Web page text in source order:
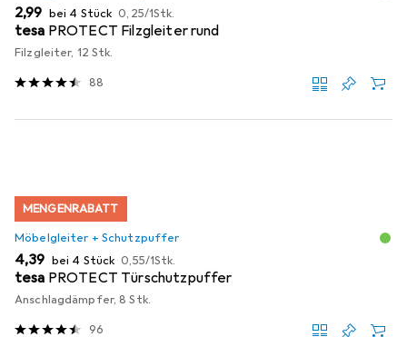
EUR
2,99 bei 4 Stück EUR
0,25/1Stk.
tesa PROTECT Filzgleiter rund
Filzgleiter, 12 Stk.
88
MENGENRABATT
Möbelgleiter + Schutzpuffer
EUR
4,39 bei 4 Stück EUR
0,55/1Stk.
tesa PROTECT Türschutzpuffer
Anschlagdämpfer, 8 Stk.
96